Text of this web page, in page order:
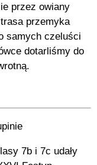
przez owiany
przemyka
samych czeluści
dotarliśmy do
7b i 7c udały